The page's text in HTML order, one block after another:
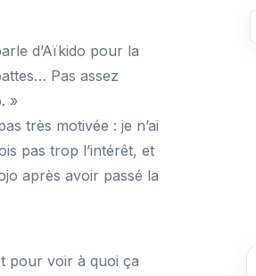
d’Aïkido pour la
Pas assez
»
très motivée : je n’ai
pas trop l’intérêt, et
après avoir passé la
pour voir à quoi ça